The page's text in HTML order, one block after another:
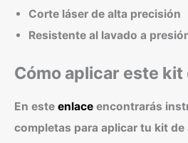
Corte láser de alta precisión
Resistente al lavado a
Cómo aplicar este
En este enlace encontrarás
completas para aplicar tu kit de